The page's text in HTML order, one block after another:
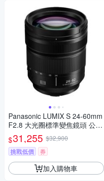
Panasonic LUMIX S 24-60mm
F2.8 大光圈標準變焦鏡頭 公司
貨 S-E2460GC
$31,255 $32,900
挑戰低價
券
加入購物車